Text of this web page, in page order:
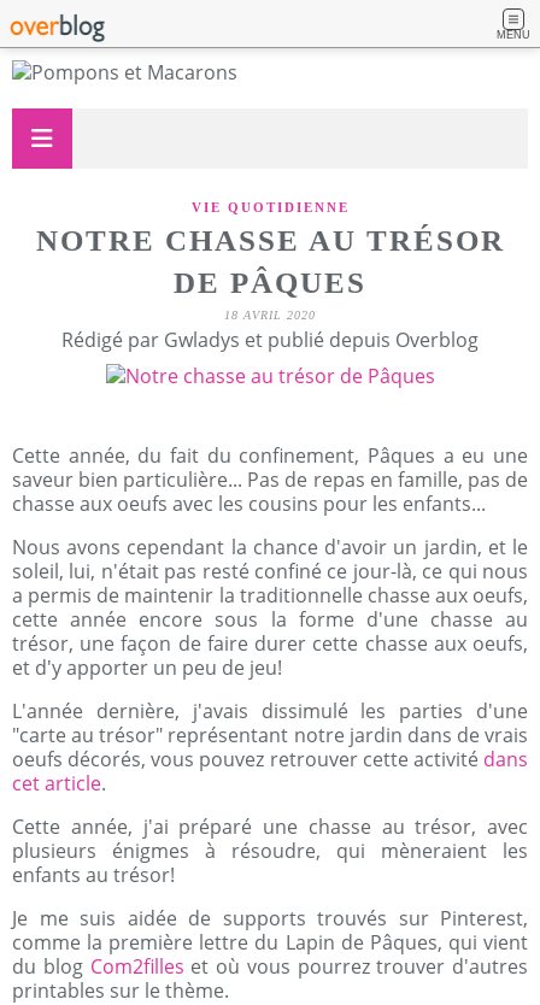
MENU
VIE QUOTIDIENNE
NOTRE CHASSE AU TRÉSOR
DE PÂQUES
18 AVRIL 2020
Rédigé par Gwladys et publié depuis Overblog
Cette année, du fait du confinement, Pâques a eu une
saveur bien particulière... Pas de repas en famille, pas de
chasse aux oeufs avec les cousins pour les enfants...
Nous avons cependant la chance d'avoir un jardin, et le
soleil, lui, n'était pas resté confiné ce jour-là, ce qui nous
a permis de maintenir la traditionnelle chasse aux oeufs,
cette année encore sous la forme d'une chasse au
trésor, une façon de faire durer cette chasse aux oeufs,
et d'y apporter un peu de jeu!
L'année dernière, j'avais dissimulé les parties d'une
"carte au trésor" représentant notre jardin dans de vrais
oeufs décorés, vous pouvez retrouver cette activité dans
cet article.
Cette année, j'ai préparé une chasse au trésor, avec
plusieurs énigmes à résoudre, qui mèneraient les
enfants au trésor!
Je me suis aidée de supports trouvés sur Pinterest,
comme la première lettre du Lapin de Pâques, qui vient
du blog Com2filles et où vous pourrez trouver d'autres
printables sur le thème.